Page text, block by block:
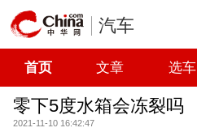
汽车
首页 文章 选车
零下5度水箱会冻裂吗
2021-11-10 16:42:47